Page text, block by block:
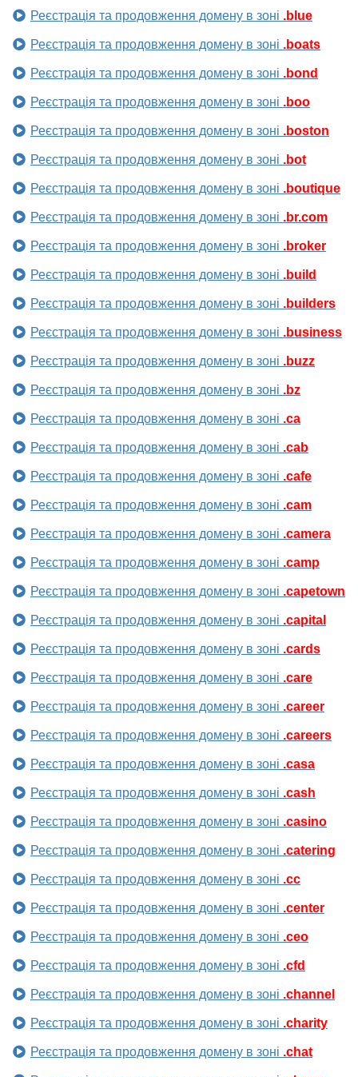
Реєстрація та продовження домену в зоні .blue
Реєстрація та продовження домену в зоні .boats
Реєстрація та продовження домену в зоні .bond
Реєстрація та продовження домену в зоні .boo
Реєстрація та продовження домену в зоні .boston
Реєстрація та продовження домену в зоні .bot
Реєстрація та продовження домену в зоні .boutique
Реєстрація та продовження домену в зоні .br.com
Реєстрація та продовження домену в зоні .broker
Реєстрація та продовження домену в зоні .build
Реєстрація та продовження домену в зоні .builders
Реєстрація та продовження домену в зоні .business
Реєстрація та продовження домену в зоні .buzz
Реєстрація та продовження домену в зоні .bz
Реєстрація та продовження домену в зоні .ca
Реєстрація та продовження домену в зоні .cab
Реєстрація та продовження домену в зоні .cafe
Реєстрація та продовження домену в зоні .cam
Реєстрація та продовження домену в зоні .camera
Реєстрація та продовження домену в зоні .camp
Реєстрація та продовження домену в зоні .capetown
Реєстрація та продовження домену в зоні .capital
Реєстрація та продовження домену в зоні .cards
Реєстрація та продовження домену в зоні .care
Реєстрація та продовження домену в зоні .career
Реєстрація та продовження домену в зоні .careers
Реєстрація та продовження домену в зоні .casa
Реєстрація та продовження домену в зоні .cash
Реєстрація та продовження домену в зоні .casino
Реєстрація та продовження домену в зоні .catering
Реєстрація та продовження домену в зоні .cc
Реєстрація та продовження домену в зоні .center
Реєстрація та продовження домену в зоні .ceo
Реєстрація та продовження домену в зоні .cfd
Реєстрація та продовження домену в зоні .channel
Реєстрація та продовження домену в зоні .charity
Реєстрація та продовження домену в зоні .chat